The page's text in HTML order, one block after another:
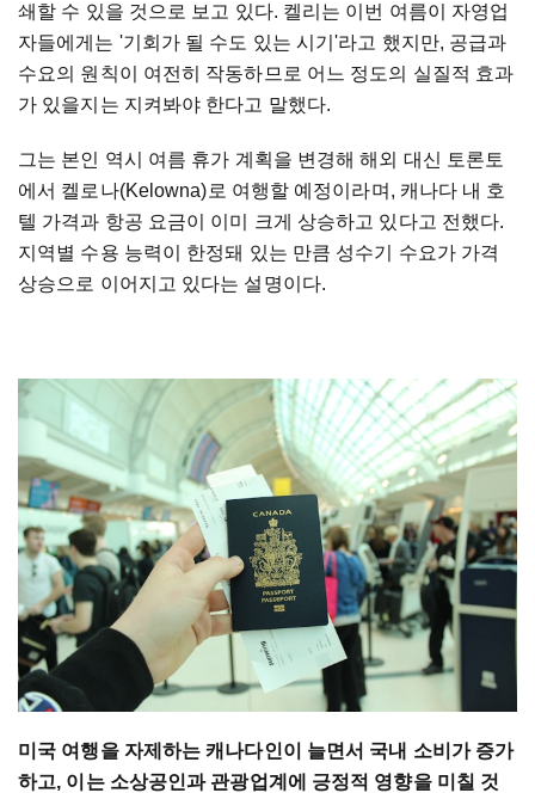
쇄할 수 있을 것으로 보고 있다. 켈리는 이번 여름이 자영업
자들에게는 '기회가 될 수도 있는 시기'라고 했지만, 공급과
수요의 원칙이 여전히 작동하므로 어느 정도의 실질적 효과
가 있을지는 지켜봐야 한다고 말했다.
그는 본인 역시 여름 휴가 계획을 변경해 해외 대신 토론토
에서 켈로나(Kelowna)로 여행할 예정이라며, 캐나다 내 호
텔 가격과 항공 요금이 이미 크게 상승하고 있다고 전했다.
지역별 수용 능력이 한정돼 있는 만큼 성수기 수요가 가격
상승으로 이어지고 있다는 설명이다.
미국 여행을 자제하는 캐나다인이 늘면서 국내 소비가 증가
하고, 이는 소상공인과 관광업계에 긍정적 영향을 미칠 것